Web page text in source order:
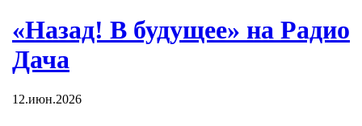
«Назад! В будущее» на Радио
Дача
12.июн.2026